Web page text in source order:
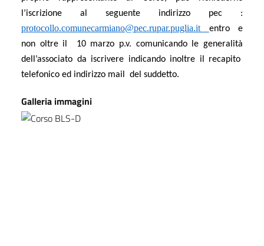
l’iscrizione al seguente indirizzo pec :
protocollo.comunecarmiano@pec.rupar.puglia.it entro e
non oltre il 10 marzo p.v. comunicando le generalità
dell’associato da iscrivere indicando inoltre il recapito
telefonico ed indirizzo mail del suddetto.
Galleria immagini